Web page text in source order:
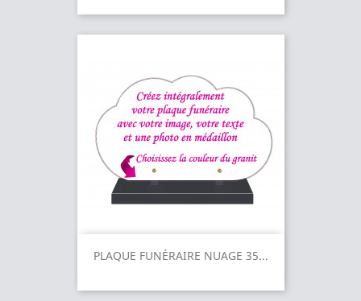
PLAQUE FUNÉRAIRE NUAGE 35...